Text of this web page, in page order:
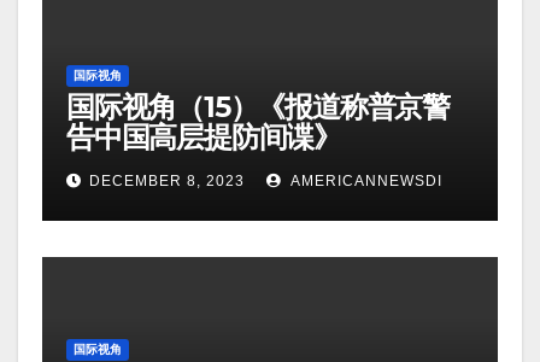
国际视角
国际视角（15）《报道称普京警
告中国高层提防间谍》
DECEMBER 8, 2023 AMERICANNEWSDI
国际视角